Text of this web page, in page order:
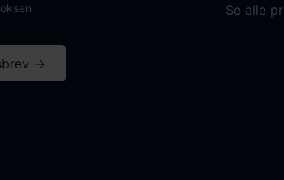
→
Se alle